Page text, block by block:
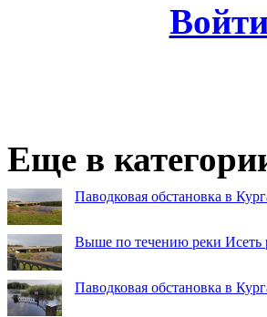
Еще в
Паводковая обстановка в
Выше по течению реки Исеть
Паводковая обстановка в